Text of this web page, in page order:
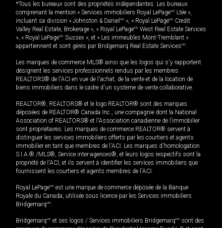
*Tous les bureaux sont des propriétés indépendantes. Les bureaux
comprenant la mention « Services immobiliers Royal LePageMD Ltée »,
incluant sa division « Johnston & Daniel MD », « Royal LePageMD Credit
Valley Real Estate, Brokerage », « Royal LePageMD West Real Estate Services
», « Royal LePageMD Sussex », et « Les immeubles Mont-Tremblant »
appartiennent et sont gérés par Bridgemarq Real Estate ServicesMD.
Les marques de commerce MLS® ainsi que les logos qui s'y rapportent
désignent les services professionnels rendus par les membres
REALTORS® de l'ACI en vue de l'achat, de la vente et de la location de
biens immobiliers dans le cadre d'un système de vente collaborative.
REALTOR®, REALTORS® et le logo REALTOR® sont des marques
déposées de REALTOR® Canada Inc., une compagnie dont la National
Association of REALTORS® et l'Association canadienne de l’immobilier
sont propriétaires. Les marques de commerce REALTOR® servent à
distinguer les services immobiliers offerts par les courtiers et agents
immobilier en tant que membres de l'ACI. Les marques d'homologation
S.I.A.® /MLS®, Service inter-agences®, et leurs logos respectifs sont la
propriété de l'ACI, et ils servent à identifier les services immobiliers que
fournissent les courtiers et agents membres de l'ACI.
Royal LePageMD est une marque de commerce déposée de la Banque
Royale du Canada, utilisée sous licence par les Services immobiliers
BridgemarqMD.
BridgemarqMD et ses logos / Services immobiliers BridgemarqMD sont des